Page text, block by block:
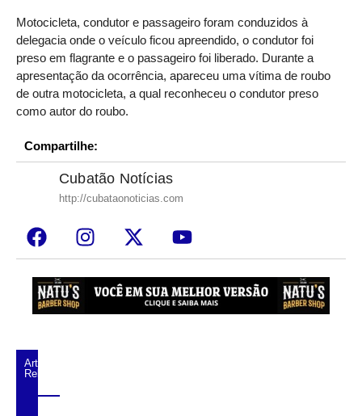
Motocicleta, condutor e passageiro foram conduzidos à
delegacia onde o veículo ficou apreendido, o condutor foi
preso em flagrante e o passageiro foi liberado. Durante a
apresentação da ocorrência, apareceu uma vítima de roubo
de outra motocicleta, a qual reconheceu o condutor preso
como autor do roubo.
Compartilhe:
Cubatão Notícias
http://cubataonoticias.com
Artigos
Relacionados